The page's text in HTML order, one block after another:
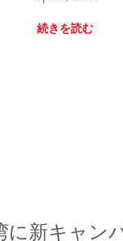
続きを読む
に新キャン